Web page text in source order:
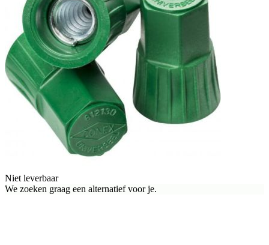
Niet leverbaar
We zoeken graag een alternatief voor je.